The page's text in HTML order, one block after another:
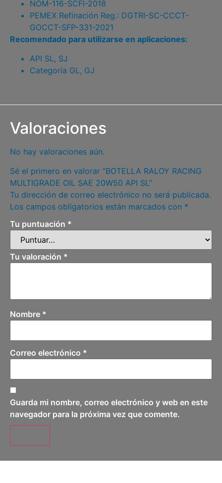
NOM-116-SCFI-2018
PEMEX Refinación Reg.: DGTRI-SC-CCCT-
GOCCT-SFP-331-2021
Recomendado para utilizarse en aplicaciones:
API SL, SJ
Categoría GL, GJ
Valoraciones
No hay valoraciones aún.
Sé el primero en valorar “BOTELLA RALOY RACING
MULTIGRADE OIL SAE 20W50 API SL”
Tu dirección de correo electrónico no será publicada.
Los campos obligatorios están marcados con *
Tu puntuación *
Tu valoración *
Nombre *
Correo electrónico *
Guarda mi nombre, correo electrónico y web en este
navegador para la próxima vez que comente.